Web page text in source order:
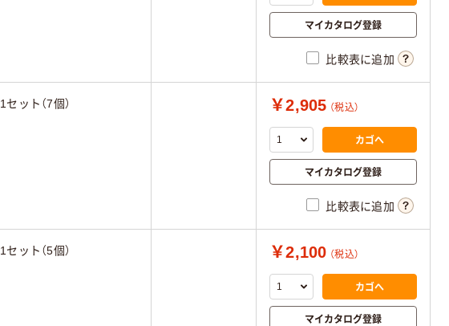
マイカタログ登録
比較表に追加
1セット（7個） ￥2,905 （税込）
カゴへ
マイカタログ登録
比較表に追加
1セット（5個） ￥2,100 （税込）
カゴへ
マイカタログ登録